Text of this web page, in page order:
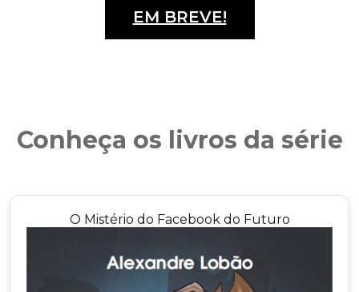
EM BREVE!
Conheça os livros da série
O Mistério do Facebook do Futuro